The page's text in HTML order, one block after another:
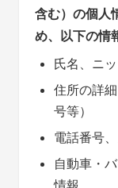
含む）の個人
め、以下の情
氏名、ニ
住所の詳
号等）
電話番号
自動車・
情報